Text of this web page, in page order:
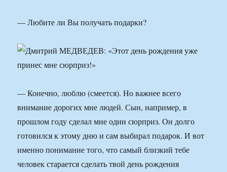
— Любите ли Вы получать подарки?
— Конечно, люблю (смеется). Но важнее всего
внимание дорогих мне людей. Сын, например, в
прошлом году сделал мне один сюрприз. Он долго
готовился к этому дню и сам выбирал подарок. И вот
именно понимание того, что самый близкий тебе
человек старается сделать твой день рождения